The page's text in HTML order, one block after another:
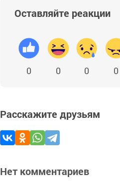
Оставляйте реакции
0 0 0 0
Расскажите друзьям
Нет комментариев